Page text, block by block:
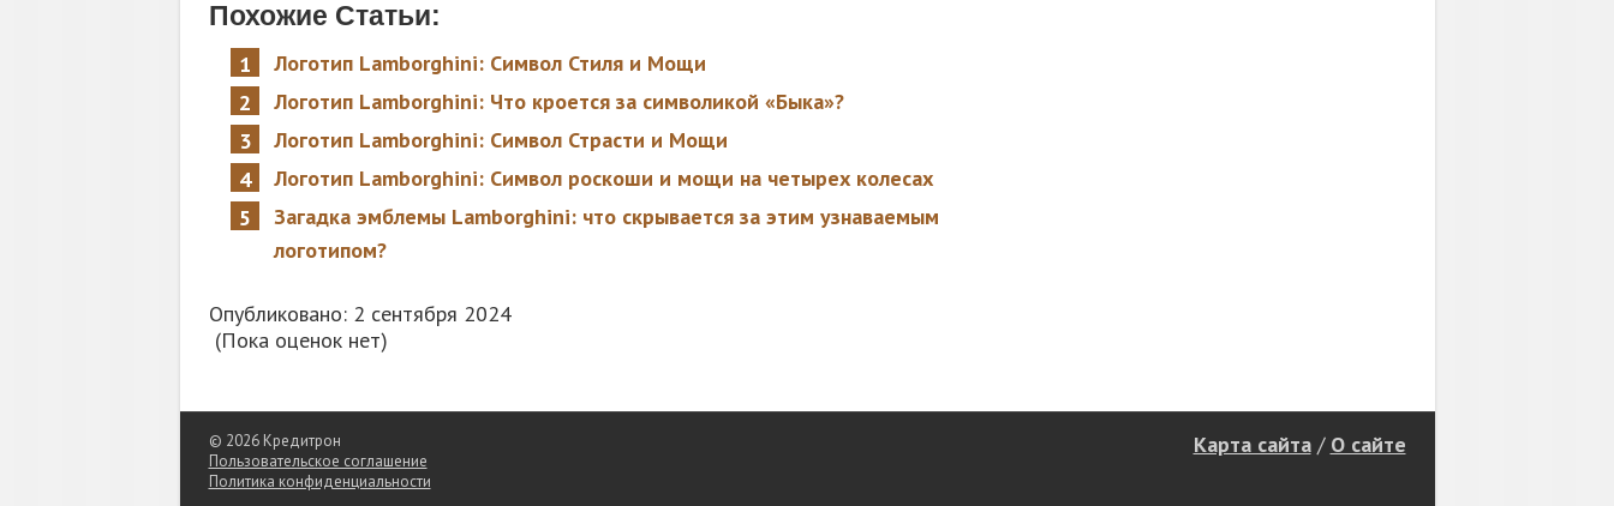
Похожие Статьи:
Логотип Lamborghini: Символ Стиля и Мощи
Логотип Lamborghini: Что кроется за символикой «Быка»?
Логотип Lamborghini: Символ Страсти и Мощи
Логотип Lamborghini: Символ роскоши и мощи на четырех колесах
Загадка эмблемы Lamborghini: что скрывается за этим узнаваемым
логотипом?
Опубликовано: 2 сентября 2024
(Пока оценок нет)
Карта сайта/ О сайте
© 2026 Кредитрон
Пользовательское соглашение
Политика конфиденциальности